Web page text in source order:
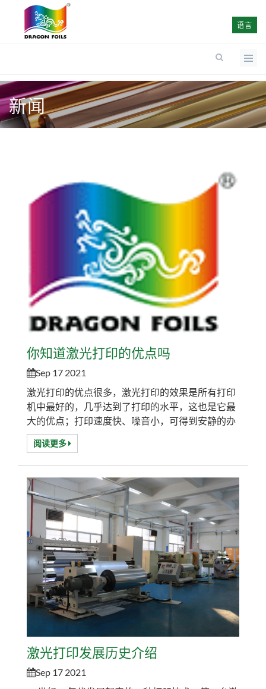
语言
新闻
你知道激光打印的优点吗
Sep 17 2021
激光打印的优点很多，激光打印的效果是所有打印
机中最好的，几乎达到了打印的水平，这也是它最
大的优点；打印速度快、噪音小，可得到安静的办
公环境；打印量大时，平均打印成本最低；单双面
打印速度快；双面省纸，无需手动翻页，轻松完成
双面打印；机器本身价格便宜，噪音小，无粉尘。
总结为以下几点： 1、激光打印的效果是所有打印
机中最好的，几乎达到了打印的水平，这也是它最
大的优点； 2、打印速度快，打印声音小，可获得...
阅读更多
激光打印发展历史介绍
Sep 17 2021